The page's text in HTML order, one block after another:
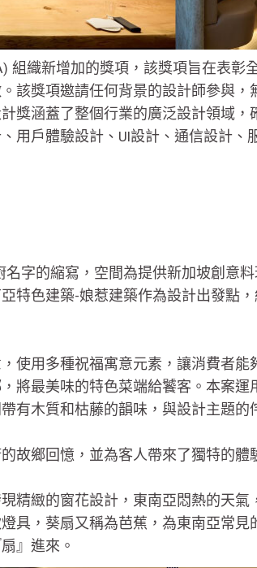
組織新增加的獎項，該獎項旨在表
該獎項邀請任何背景的設計師參與
獎涵蓋了整個行業的廣泛設計領域
用戶體驗設計、UI設計、通信設計、
名字的縮寫，空間為提供新加坡創意
特色建築-娘惹建築作為設計出發點
使用多種祝福寓意元素，讓消費者
將最美味的特色菜端給饕客。本案
有木質和枯藤的韻味，與設計主題的
故鄉回憶，並為客人帶來了獨特的體
精緻的窗花設計，東南亞悶熱的天
具，葵扇又稱為芭蕉，為東南亞常
』進來。